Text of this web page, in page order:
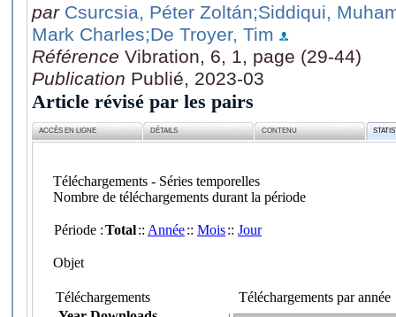
par Csurcsia, Péter Zoltán;Siddiqui,
Mark Charles;De Troyer, Tim
Référence Vibration, 6, 1, page (29-44)
Publication Publié, 2023-03
Article révisé par les pairs
ACCÈS EN LIGNE DÉTAILS CONTENU